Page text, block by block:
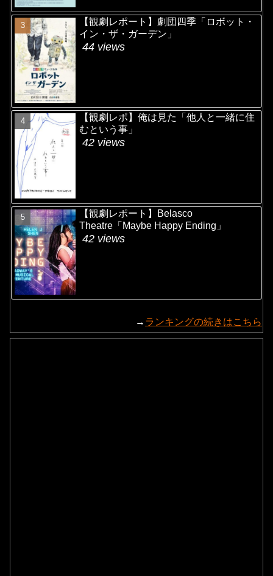
【観劇レポート】劇団四季「ロボット・
イン・ザ・ガーデン」
44 views
【観劇レポ】俺は見た「他人と一緒に住
むという事」
42 views
【観劇レポート】Belasco
Theatre「Maybe Happy Ending」
42 views
→ ランキングの続きはこちら